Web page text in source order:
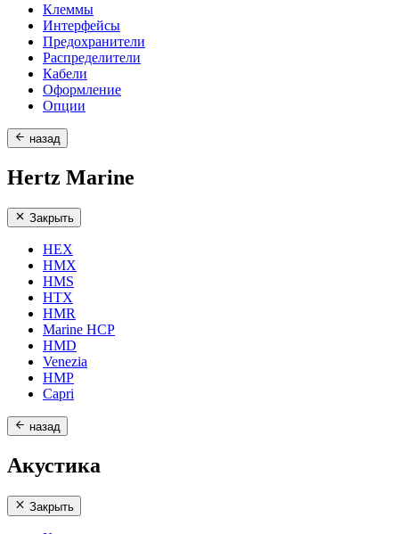
Клеммы
Интерфейсы
Предохранители
Распределители
Кабели
Оформление
Опции
назад
Hertz Marine
Закрыть
HEX
HMX
HMS
HTX
HMR
Marine HCP
HMD
Venezia
HMP
Capri
назад
Акустика
Закрыть